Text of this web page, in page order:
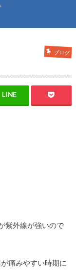
ブログ
紫外線が強いので
痛みやすい時期に